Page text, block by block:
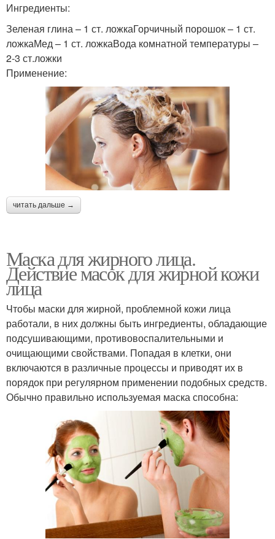
Ингредиенты:
Зеленая глина – 1 ст. ложкаГорчичный порошок – 1 ст.
ложкаМед – 1 ст. ложкаВода комнатной температуры –
2-3 ст.ложки
Применение:
читать дальше →
Маска для жирного лица.
Действие масок для жирной кожи
лица
Чтобы маски для жирной, проблемной кожи лица
работали, в них должны быть ингредиенты, обладающие
подсушивающими, противовоспалительными и
очищающими свойствами. Попадая в клетки, они
включаются в различные процессы и приводят их в
порядок при регулярном применении подобных средств.
Обычно правильно используемая маска способна: